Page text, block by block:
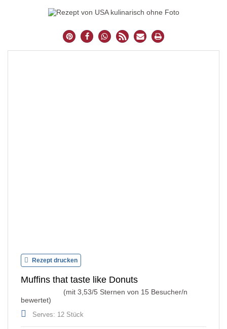
Rezept drucken
Muffins that taste like Donuts
(mit 3,53/5 Sternen von 15 Besucher/n
bewertet)
Serves: 12 Stück